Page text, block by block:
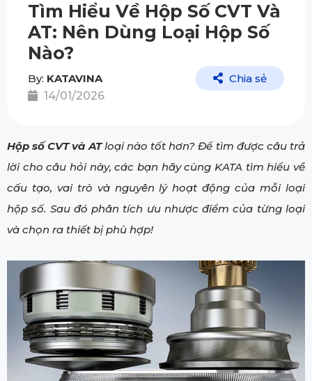
Tìm Hiểu Về Hộp Số CVT Và
AT: Nên Dùng Loại Hộp Số
Nào?
By: KATAVINA
14/01/2026
Chia sẻ
Hộp số CVT và ATloại nào tốt hơn? Để tìm được câu trả
lời cho câu hỏi này, các bạn hãy cùng KATA tìm hiểu về
cấu tạo, vai trò và nguyên lý hoạt động của mỗi loại
hộp số. Sau đó phân tích ưu nhược điểm của từng loại
và chọn ra thiết bị phù hợp!